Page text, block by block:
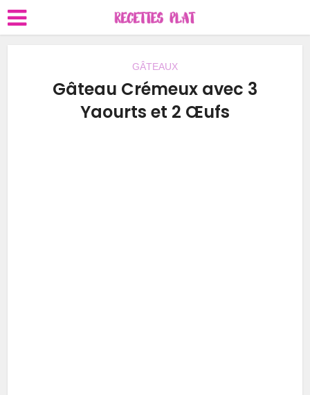
GÂTEAUX
Gâteau Crémeux avec 3
Yaourts et 2 Œufs